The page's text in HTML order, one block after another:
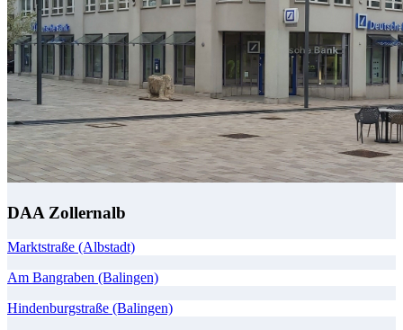
DAA Zollernalb
Marktstraße (Albstadt)
Am Bangraben (Balingen)
Hindenburgstraße (Balingen)